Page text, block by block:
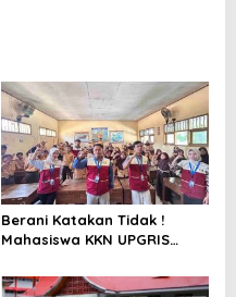
Berani Katakan Tidak !
Mahasiswa KKN UPGRIS
SDN Tamansari 1